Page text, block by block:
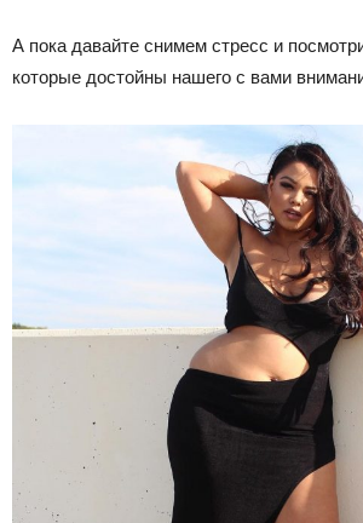
А пока давайте снимем стресс и
которые достойны нашего с вами